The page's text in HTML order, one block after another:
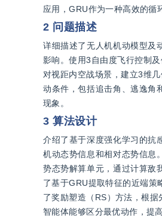
应用，GRU作为一种高效的循
2 问题描述
详细描述了无人机机动模型及
影响。使用3自由度飞行控制
对视距内空战场景，建立3维
动条件，包括追击角、逃逸角
现象。
3 算法设计
介绍了基于深度强化学习的抗
机动态势信息和相对态势信息
势态势解算单元，通过计算敌
了基于GRU提取特征的近端
了奖励塑造（RS）方法，根
智能体能够区分最优动作，提